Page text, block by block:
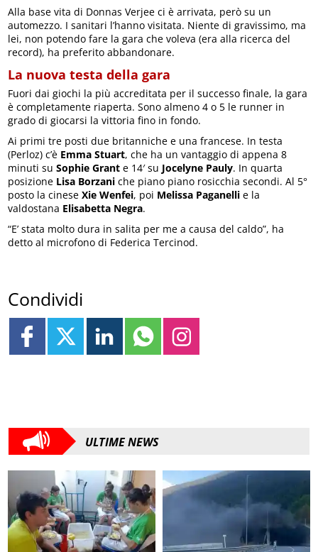
Alla base vita di Donnas Verjee ci è arrivata, però su un
automezzo. I sanitari l’hanno visitata. Niente di gravissimo, ma
lei, non potendo fare la gara che voleva (era alla ricerca del
record), ha preferito abbandonare.
La nuova testa della gara
Fuori dai giochi la più accreditata per il successo finale, la gara
è completamente riaperta. Sono almeno 4 o 5 le runner in
grado di giocarsi la vittoria fino in fondo.
Ai primi tre posti due britanniche e una francese. In testa
(Perloz) c’è Emma Stuart, che ha un vantaggio di appena 8
minuti suSophie Grant e 14′ su Jocelyne Pauly. In quarta
posizione Lisa Borzani che piano piano rosicchia secondi. Al 5°
posto la cineseXie Wenfei, poi Melissa Paganelli e la
valdostana Elisabetta Negra.
“E’ stata molto dura in salita per me a causa del caldo”, ha
detto al microfono di Federica Tercinod.
Condividi
ULTIME NEWS